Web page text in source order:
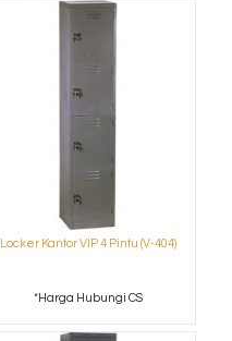
Locker Kantor VIP 4 Pintu (V-404)
*Harga Hubungi CS